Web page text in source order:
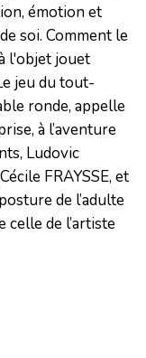
émotion et
soi. Comment le
l'objet jouet
jeu du tout-
ronde, appelle
à l’aventure
Ludovic
FRAYSSE, et
de l’adulte
celle de l’artiste